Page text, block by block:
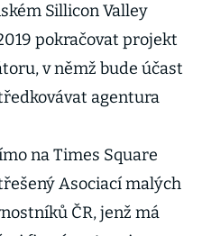
Sillicon Valley
pokračovat projekt
v němž bude účast
agentura
na Times Square
Asociací malých
ČR, jenž má